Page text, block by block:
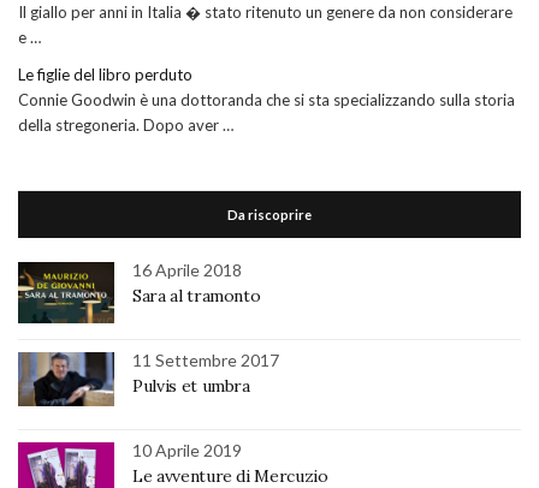
Il giallo per anni in Italia � stato ritenuto un genere da non considerare
e …
Le figlie del libro perduto
Connie Goodwin è una dottoranda che si sta specializzando sulla storia
della stregoneria. Dopo aver …
Da riscoprire
16 Aprile 2018
Sara al tramonto
11 Settembre 2017
Pulvis et umbra
10 Aprile 2019
Le avventure di Mercuzio